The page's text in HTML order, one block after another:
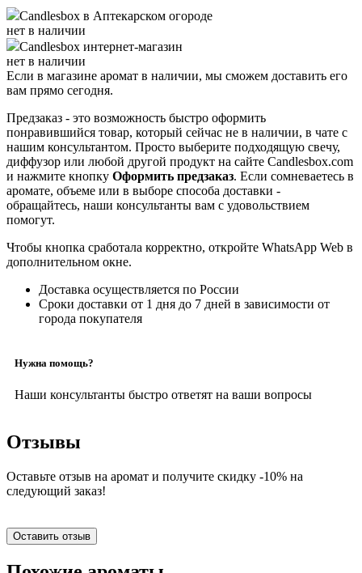
Candlesbox в Аптекарском огороде
нет в наличии
Candlesbox интернет-магазин
нет в наличии
Если в магазине аромат в наличии, мы сможем доставить его
вам прямо сегодня.
Предзаказ - это возможность быстро оформить
понравившийся товар, который сейчас не в наличии, в чате с
нашим консультантом. Просто выберите подходящую свечу,
диффузор или любой другой продукт на сайте Candlesbox.com
и нажмите кнопку Оформить предзаказ. Если сомневаетесь в
аромате, объеме или в выборе способа доставки -
обращайтесь, наши консультанты вам с удовольствием
помогут.
Чтобы кнопка сработала корректно, откройте WhatsApp Web в
дополнительном окне.
Доставка осуществляется по России
Сроки доставки от 1 дня до 7 дней в зависимости от
города покупателя
Нужна помощь?
Наши консультанты быстро ответят на ваши вопросы
Отзывы
Оставьте отзыв на аромат и получите скидку -10% на
следующий заказ!
Оставить отзыв